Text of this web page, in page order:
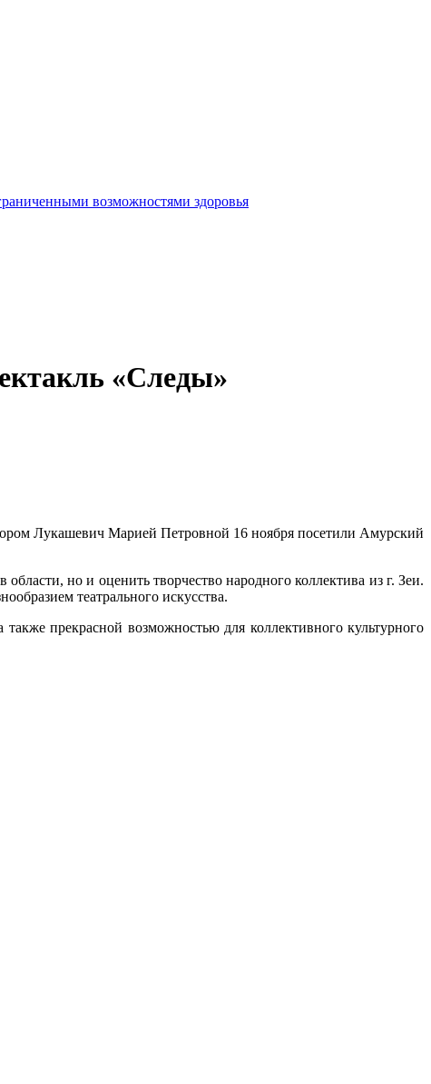
возможностями здоровья
«Следы»
Лукашевич Марией Петровной 16 ноября посетили Амурский
но и оценить творчество народного коллектива из г. Зеи.
театрального искусства.
прекрасной возможностью для коллективного культурного